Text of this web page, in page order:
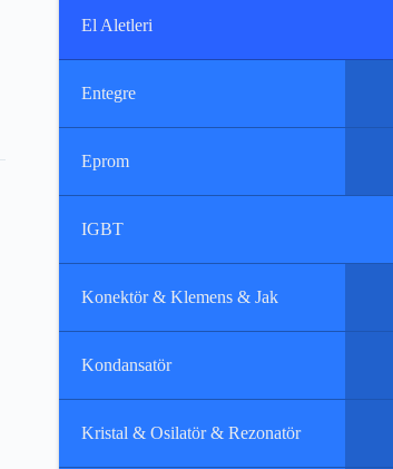
El Aletleri
Entegre
Eprom
IGBT
Konektör & Klemens & Jak
Kondansatör
Kristal & Osilatör & Rezonatör